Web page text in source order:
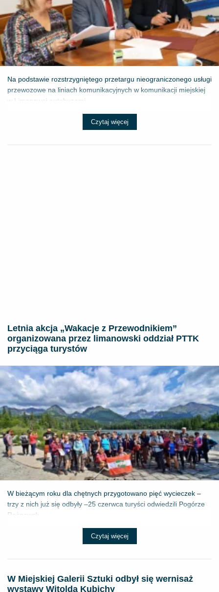
Na podstawie rozstrzygniętego przetargu nieograniczonego usługi
przewozowe na liniach komunikacyjnych w komunikacji miejskiej
w Limanowej autobusami...
Czytaj więcej
Letnia akcja „Wakacje z Przewodnikiem”
organizowana przez limanowski oddział PTTK
przyciąga turystów
W bieżącym roku dla chętnych przygotowano pięć wycieczek –
trzy z nich już się odbyły –25 czerwca turyści odwiedzili Pogórze
Rożnowsk...
Czytaj więcej
W Miejskiej Galerii Sztuki odbył się wernisaż
wystawy Witolda Kubichy